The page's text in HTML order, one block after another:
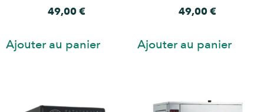
49,00€
Ajouter au panier
49,00€
Ajouter au panier